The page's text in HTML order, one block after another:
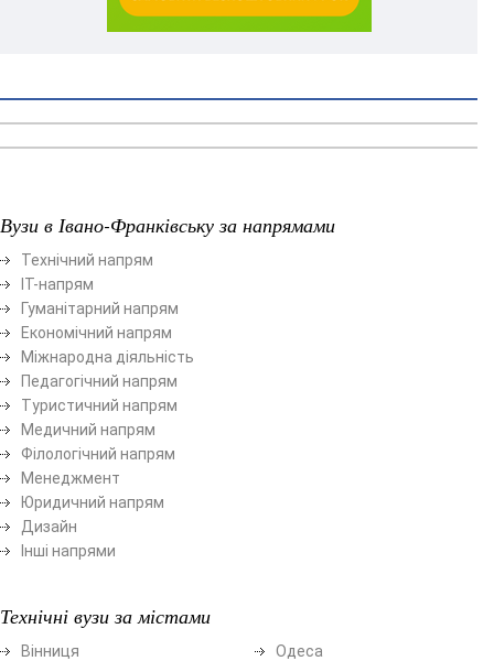
Вузи в Івано-Франківську за напрямами
Технічний напрям
ІТ-напрям
Гуманітарний напрям
Економічний напрям
Міжнародна діяльність
Педагогічний напрям
Туристичний напрям
Медичний напрям
Філологічний напрям
Менеджмент
Юридичний напрям
Дизайн
Інші напрями
Технічні вузи за містами
Вінниця
Одеса